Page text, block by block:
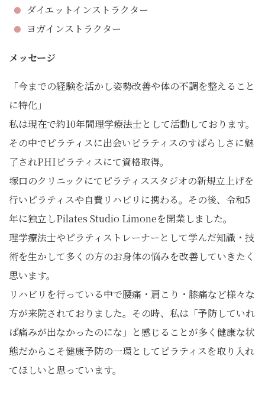
ダイエットインストラクター
ヨガインストラクター
メッセージ
「今までの経験を活かし姿勢改善や体の不調を整えること
に特化」
私は現在で約10年間理学療法士として活動しております。
その中でピラティスに出会いピラティスのすばらしさに魅
了されPHIピラティスにて資格取得。
塚口のクリニックにてピラティススタジオの新規立上げを
行いピラティスや自費リハビリに携わる。その後、令和5
年に独立しPilates Studio Limoneを開業しました。
理学療法士やピラティストレーナーとして学んだ知識・技
術を生かして多くの方のお身体の悩みを改善していきたく
思います。
リハビリを行っている中で腰痛・肩こり・膝痛など様々な
方が来院されておりました。その時、私は「予防していれ
ば痛みが出なかったのにな」と感じることが多く健康な状
態だからこそ健康予防の一環としてピラティスを取り入れ
てほしいと思っています。